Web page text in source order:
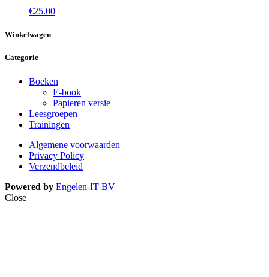
€25.00
Winkelwagen
Categorie
Boeken
E-book
Papieren versie
Leesgroepen
Trainingen
Algemene voorwaarden
Privacy Policy
Verzendbeleid
Powered by Engelen-IT BV
Close